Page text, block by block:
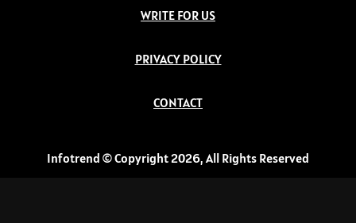
WRITE FOR US
PRIVACY POLICY
CONTACT
Infotrend © Copyright 2026, All Rights Reserved